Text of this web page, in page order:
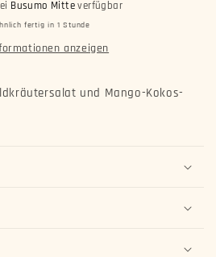
Garnelen
(c)
Busumo Mitteverfügbar
fertig in 1 Stunde
anzeigen
und Mango-Kokos-